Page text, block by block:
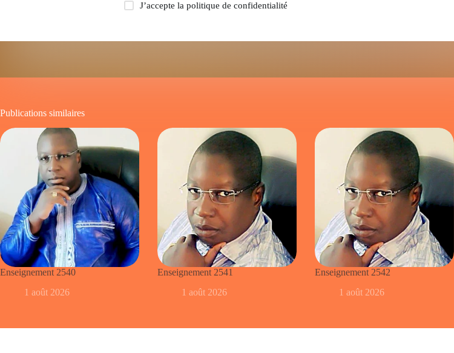
J’accepte la politique de confidentialité
Publications similaires
Enseignement 2540
1 août 2026
Enseignement 2541
1 août 2026
Enseignement 2542
1 août 2026